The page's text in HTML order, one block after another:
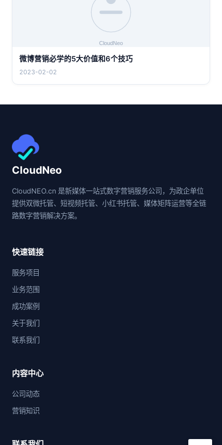
微博营销必学的5大价值和6个技巧
2023-02-02
CloudNeo
CloudNEO.cn 是新媒体一站式数字营销服务公司，为政企单位
提供双微托管、短视频托管、小红书托管、媒体矩阵运营等全链
路数字营销解决方案。
快速链接
服务项目
业务范围
成功案例
关于我们
联系我们
内容中心
公司动态
营销知识